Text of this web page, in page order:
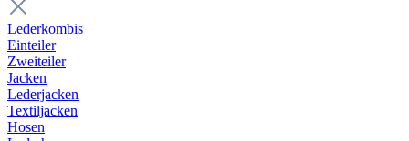
Lederkombis
Einteiler
Zweiteiler
Jacken
Lederjacken
Textiljacken
Hosen